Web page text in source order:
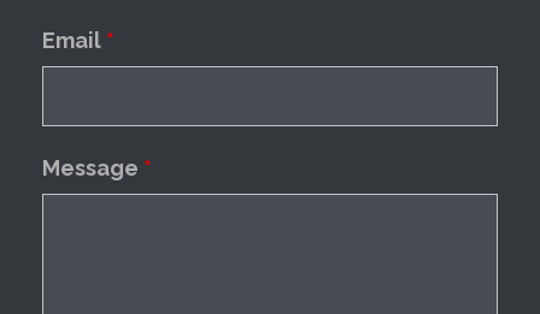
Email *
Message *